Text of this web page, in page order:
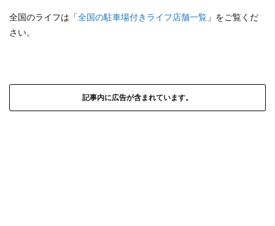
全国のライフは「全国の駐車場付きライフ店舗一覧 」をご覧くだ
さい。
記事内に広告が含まれています。